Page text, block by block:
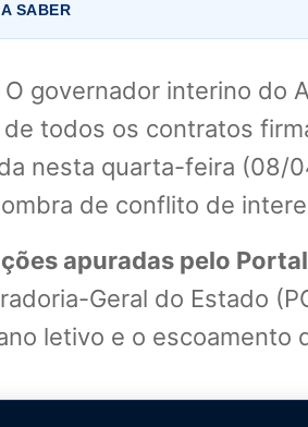
SABER
O governador interino do
todos os contratos
nesta quarta-feira (08/
de conflito de
apuradas pelo
Geral do Estado
letivo e o escoamento